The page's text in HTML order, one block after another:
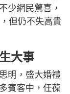
少網民驚喜，
但仍不失高貴
大事
明，盛大婚禮
賓客中，任葆